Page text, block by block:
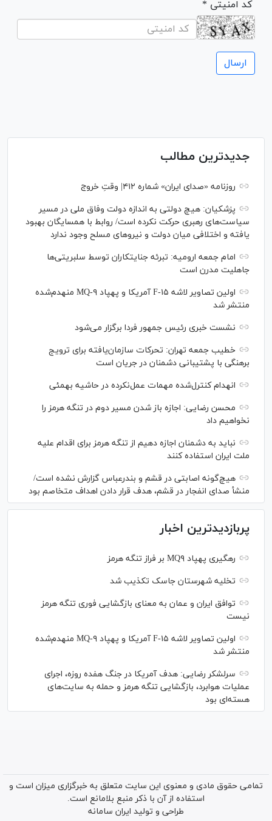
* کد امنیتی
جدیدترین مطالب
روزنامه «صدای ایران» شماره ۴۱۲| وقتِ خروج
پزشکیان: هیچ دولتی به اندازه دولت وفاق ملی در مسیر
سیاست‌های رهبری حرکت نکرده است/ روابط با همسایگان بهبود
یافته و اختلافی میان دولت و نیروهای مسلح وجود ندارد
امام جمعه ارومیه: تبرئه جنایتکاران توسط سلبریتی‌ها
جاهلیت مدرن است
اولین تصاویر لاشه F-۱۵ آمریکا و پهپاد MQ-۹ منهدم‌شده
منتشر شد
نشست خبری رئیس‌ جمهور فردا برگزار می‌شود
خطیب جمعه تهران: تحرکات سازمان‌یافته برای ترویج
برهنگی با پشتیبانی دشمنان در جریان است
انهدام کنترل‌شده مهمات عمل‌نکرده در حاشیه بهمئی
محسن رضایی: اجازه باز شدن مسیر دوم در تنگه هرمز را
نخواهیم داد
نباید به دشمنان اجازه دهیم از تنگه هرمز برای اقدام علیه
ملت ایران استفاده کنند
هیچ‌گونه اصابتی در قشم و بندرعباس گزارش نشده است/
منشأ صدای انفجار در قشم، هدف قرار دادن اهداف متخاصم بود
پربازدیدترین اخبار
رهگیری پهپاد MQ۹ بر فراز تنگه هرمز
تخلیه شهرستان جاسک تکذیب شد
توافق ایران و عمان به معنای بازگشایی فوری تنگه هرمز
نیست
اولین تصاویر لاشه F-۱۵ آمریکا و پهپاد MQ-۹ منهدم‌شده
منتشر شد
سرلشکر رضایی: هدف آمریکا در جنگ هفده روزه، اجرای
عملیات هوابرد، بازگشایی تنگه هرمز و حمله به سایت‌های
هسته‌ای بود
تمامی حقوق مادی و معنوی این سایت متعلق به خبرگزاری میزان است و
استفاده از آن با ذکر منبع بلامانع است.
طراحی و تولید ایران سامانه